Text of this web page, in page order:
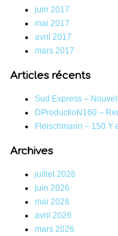
juin 2017
mai 2017
avril 2017
mars 2017
Articles récents
Sud Express –
DProductioN160 –
Fleischmann – 150 Y
Archives
juillet 2026
juin 2026
mai 2026
avril 2026
mars 2026